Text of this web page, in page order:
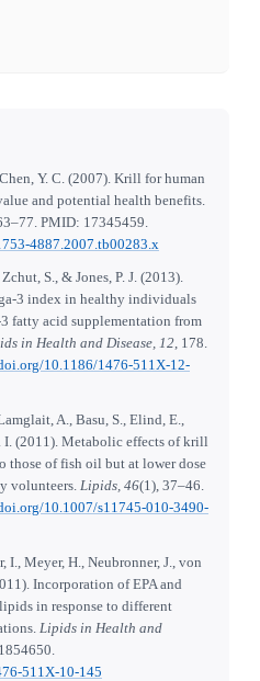
Y. C. (2007). Krill for human
and potential health benefits.
PMID: 17345459.
4887.2007.tb00283.x
S., & Jones, P. J. (2013).
3 index in healthy individuals
fatty acid supplementation from
in Health and Disease, 12 , 178.
10.1186/1476-511X-12-
A., Basu, S., Elind, E.,
I. (2011). Metabolic effects of krill
those of fish oil but at lower dose
volunteers. Lipids, 46(1), 37–46.
10.1007/s11745-010-3490-
I., Meyer, H., Neubronner, J., von
Incorporation of EPA and
in response to different
Lipids in Health and
511X-10-145